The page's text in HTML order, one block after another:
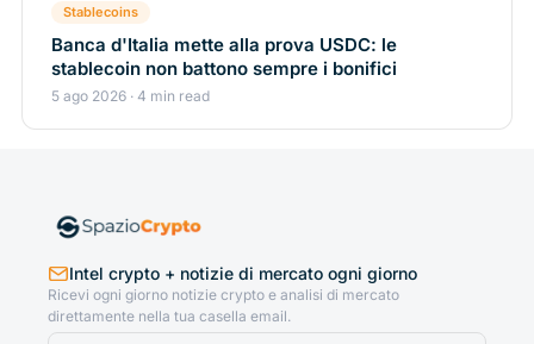
Stablecoins
Banca d'Italia mette alla prova USDC: le
stablecoin non battono sempre i bonifici
5 ago 2026 · 4 min read
Intel crypto + notizie di mercato ogni giorno
Ricevi ogni giorno notizie crypto e analisi di mercato
direttamente nella tua casella email.